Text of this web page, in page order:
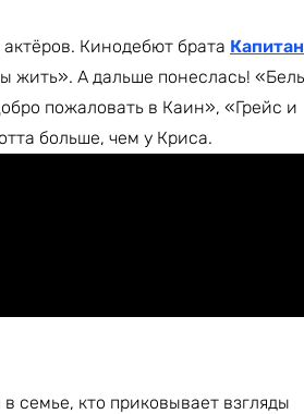
Кинодебют брата
жить». А дальше понеслась!
пожаловать в Каин», «Грейс и
больше, чем у Криса.
семье, кто приковывает взгляды